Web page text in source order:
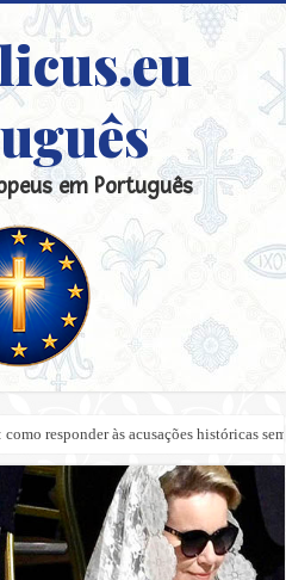
em Português
responder às acusações históricas